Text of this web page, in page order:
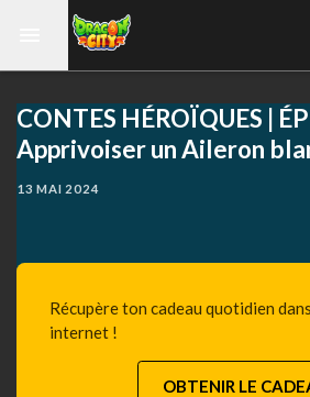
CONTES HÉROÏQUES |
Apprivoiser un Aileron
13 MAI 2024
Récupère ton cadeau quotidien
internet !
OBTENIR LE